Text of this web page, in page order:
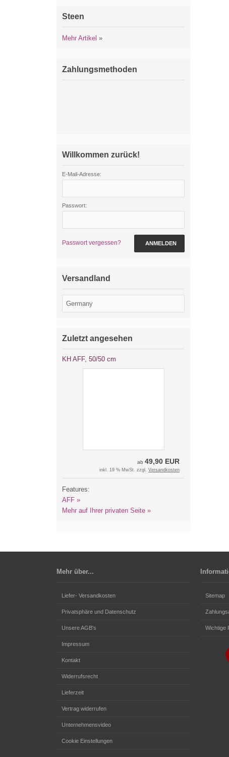
Steen
Mehr Artikel »
Zahlungsmethoden
Willkommen zurück!
E-Mail-Adresse:
Passwort:
Passwort vergessen? ANMELDEN
Versandland
Zuletzt angesehen
KH AFF, 50/50 cm
ab 49,90 EUR
inkl. 19 % MwSt. zzgl. Versandkosten
Features:
AFF »
Mehr auf Ihrer privaten Seite »
Mehr über...
Liefer- Versandkosten
Privatsphäre und Datenschutz
Unsere AGB's
Impressum
Kontakt
Widerrufsrecht
Lieferzeit
Vertrag widerrufen
Unternehmensvideo
Cookie Einstellungen
Sitemap
Wichtige